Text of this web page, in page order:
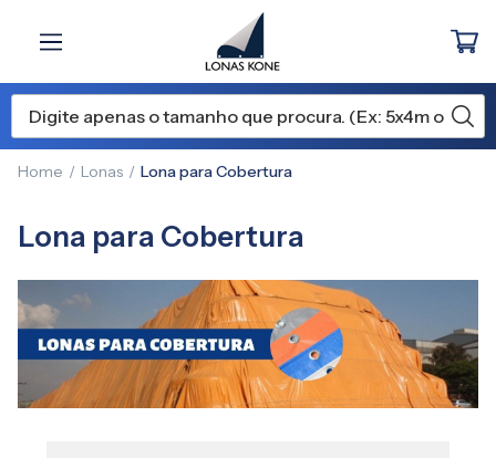
Home Lonas Lona para Cobertura
Lona para Cobertura